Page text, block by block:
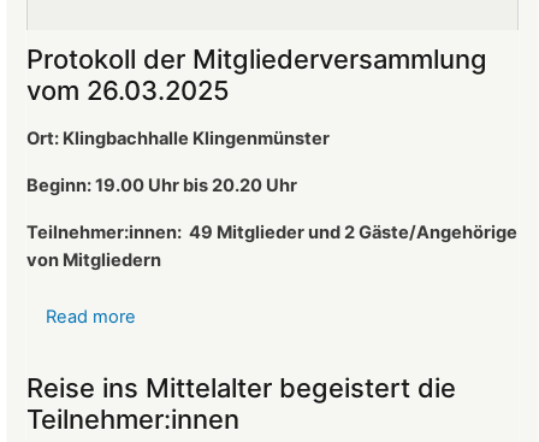
ist
neuer
Vorsitzender
des
Protokoll der Mitgliederversammlung
vom 26.03.2025
Ort: Klingbachhalle Klingenmünster
Beginn: 19.00 Uhr bis 20.20 Uhr
Teilnehmer:innen: 49 Mitglieder und 2 Gäste/Angehörige
von Mitgliedern
Read more
Mitgliederversammlung
vom
Reise ins Mittelalter begeistert die
Teilnehmer:innen